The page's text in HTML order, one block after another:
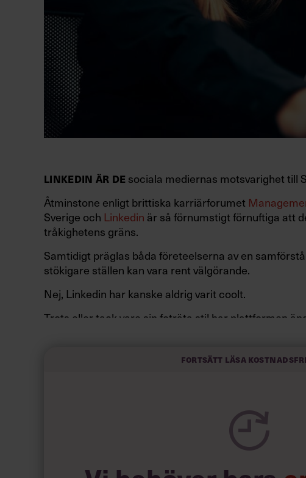
LINKEDIN ÄR DE sociala mediernas motsvarighet till
Åtminstone enligt brittiska karriärforumet
Sverige och Linkedin är så förnumstigt förnuftiga att
tråkighetens gräns.
Samtidigt präglas båda företeelserna av en
stökigare ställen kan vara rent välgörande.
Nej, Linkedin har kanske aldrig varit coolt.
Trots eller tack vare sin foträta stil har plattformen
Fortsätt läsa